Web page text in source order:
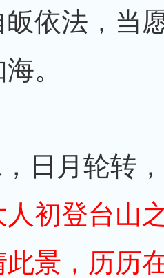
依法，当
。
日月轮转，
人初登台山
景，历历